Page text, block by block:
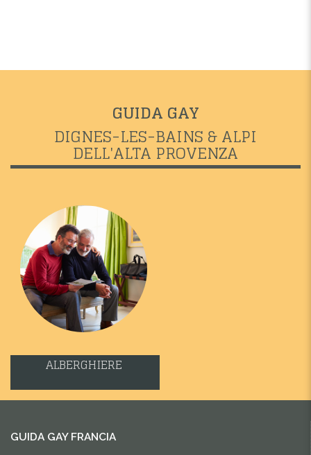
GUIDA GAY
DIGNES-LES-BAINS & ALPI
DELL'ALTA PROVENZA
ALBERGHIERE
GUIDA GAY FRANCIA